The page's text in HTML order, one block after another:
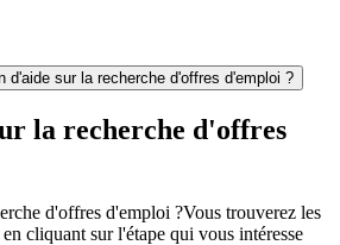
d'aide sur la recherche d'offres d'emploi ?
la recherche d'offres
d'offres d'emploi ?Vous trouverez les
cliquant sur l'étape qui vous intéresse